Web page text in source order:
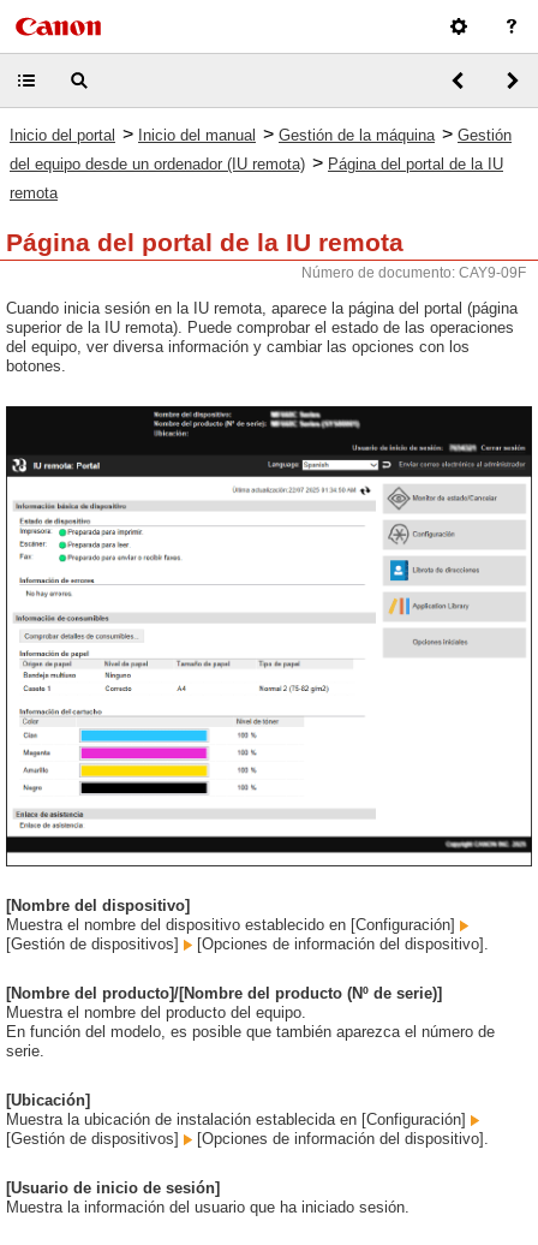
Inicio del portal > Inicio del manual > Gestión de la máquina > Gestión
del equipo desde un ordenador (IU remota) > Página del portal de la IU
remota
Página del portal de la IU remota
Número de documento: CAY9-09F
Cuando inicia sesión en la IU remota, aparece la página del portal (página
superior de la IU remota). Puede comprobar el estado de las operaciones
del equipo, ver diversa información y cambiar las opciones con los
botones.
[Nombre del dispositivo]
Muestra el nombre del dispositivo establecido en [Configuración]
[Gestión de dispositivos]
[Opciones de información del dispositivo].
[Nombre del producto]/[Nombre del producto (Nº de serie)]
Muestra el nombre del producto del equipo.
En función del modelo, es posible que también aparezca el número de
serie.
[Ubicación]
Muestra la ubicación de instalación establecida en [Configuración]
[Gestión de dispositivos]
[Opciones de información del dispositivo].
[Usuario de inicio de sesión]
Muestra la información del usuario que ha iniciado sesión.